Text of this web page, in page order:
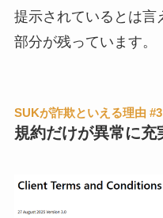
提示されているとは言
部分が残っています。
SUKが詐欺といえる理由
規約だけが異常に充